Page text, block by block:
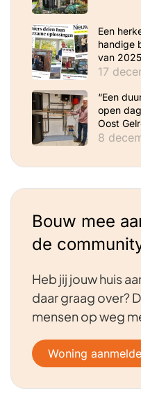
Een
handige
van 2025
17
“Een
open
Oost
8
Bouw mee
de
Heb jij jouw huis
daar graag over?
mensen op weg
Woning